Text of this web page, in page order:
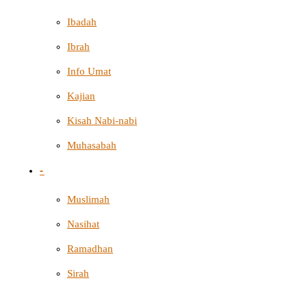
Ibadah
Ibrah
Info Umat
Kajian
Kisah Nabi-nabi
Muhasabah
-
Muslimah
Nasihat
Ramadhan
Sirah